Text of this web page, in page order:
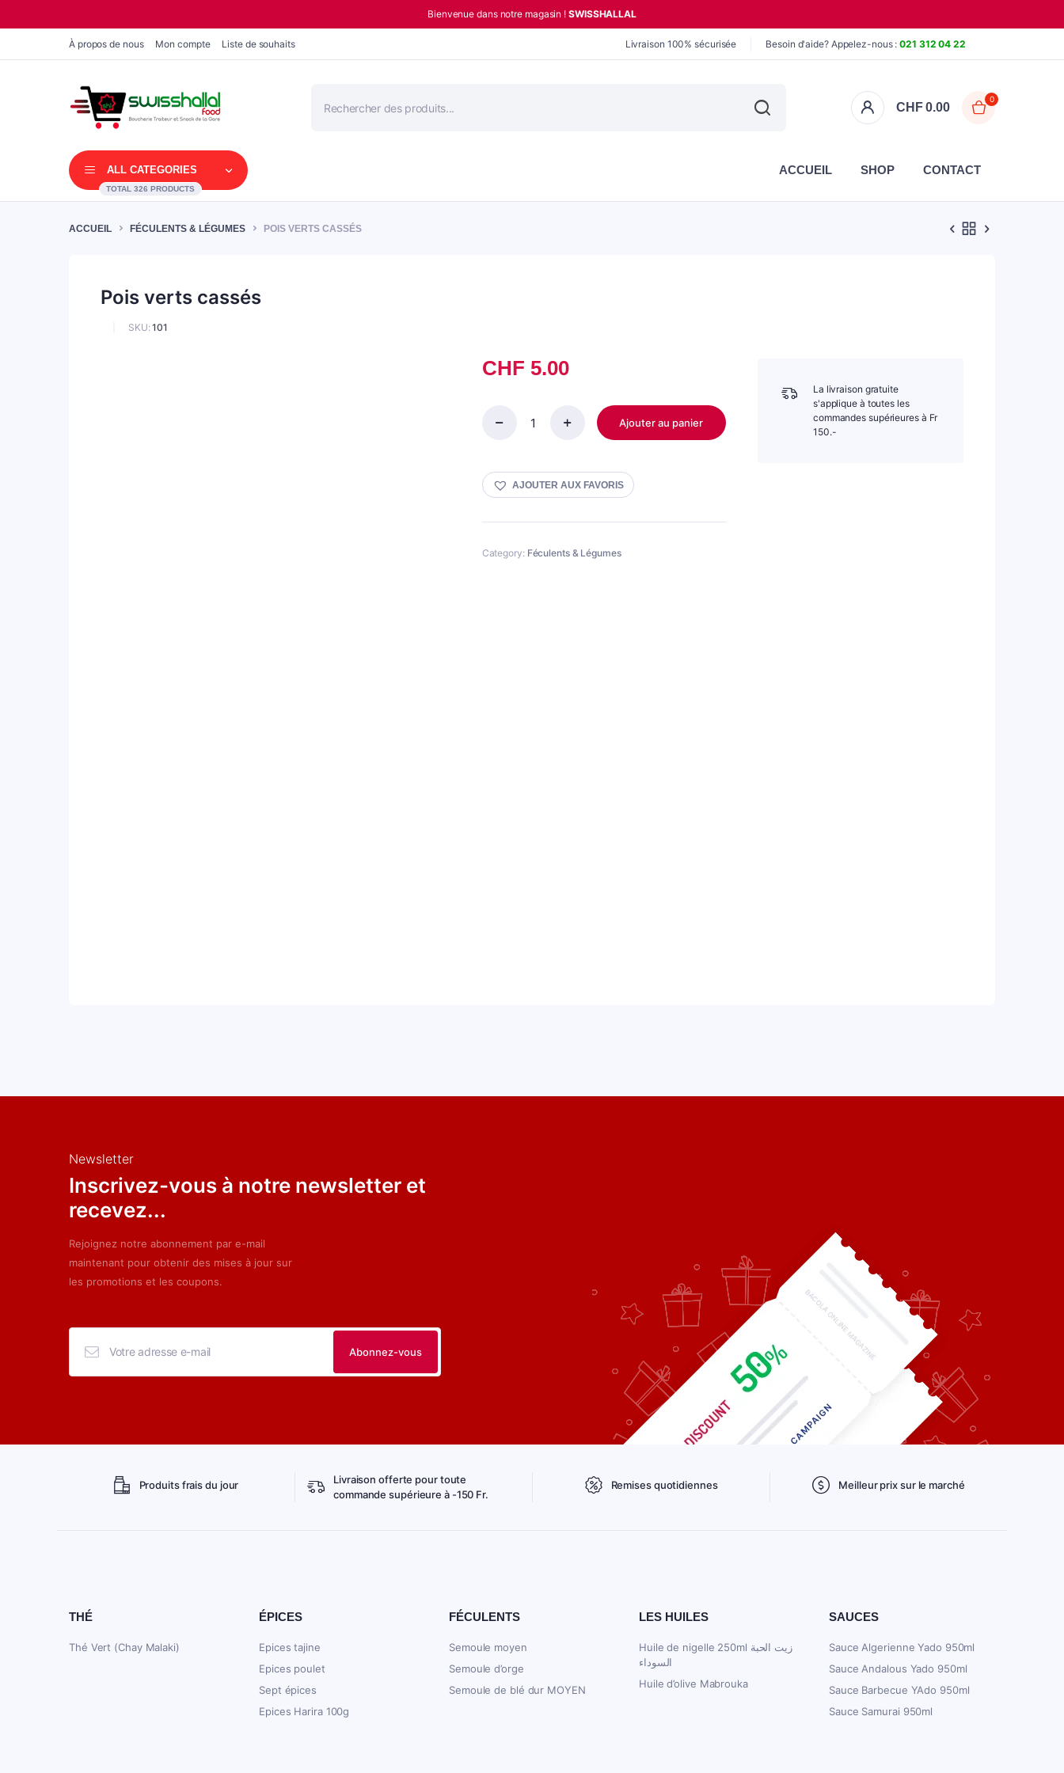
Bienvenue dans notre magasin ! SWISSHALLAL
À propos de nous Mon compte Liste de souhaits Livraison 100% sécurisée Besoin d'aide? Appelez-nous :021 312 04 22
produits
CHF0.00
0
ALL CATEGORIES
TOTAL 326 PRODUCTS
ACCUEIL SHOP CONTACT
ACCUEIL FÉCULENTS & LÉGUMES POIS VERTS CASSÉS
Pois verts cassés
SKU:101
CHF 5.00
quantity
Ajouter au panier
AJOUTER AUX FAVORIS
Category: Féculents & Légumes
La livraison gratuite
s'applique à toutes les
commandes supérieures à Fr
150.-
Newsletter
Inscrivez-vous à notre newsletter et
recevez...
Rejoignez notre abonnement par e-mail
maintenant pour obtenir des mises à jour sur
les promotions et les coupons.
Produits frais du jour
Livraison offerte pour toute
commande supérieure à -150 Fr.
Remises quotidiennes Meilleur prix sur le marché
THÉ
Thé Vert (Chay Malaki)
ÉPICES
Epices tajine
Epices poulet
Sept épices
Epices Harira 100g
FÉCULENTS
Semoule moyen
Semoule d’orge
Semoule de blé dur MOYEN
LES HUILES
Huile de nigelle 250ml زيت الحبة
السوداء
Huile d’olive Mabrouka
SAUCES
Sauce Algerienne Yado 950ml
Sauce Andalous Yado 950ml
Sauce Barbecue YAdo 950ml
Sauce Samurai 950ml